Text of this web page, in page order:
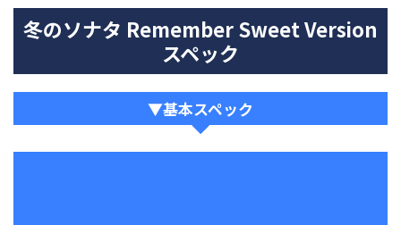
冬のソナタ Remember Sweet Version
スペック
▼基本スペック